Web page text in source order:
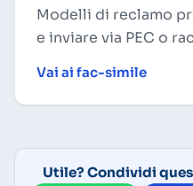
Modelli di reclamo
e inviare via PEC o
Vai ai fac-simile
Utile? Condividi